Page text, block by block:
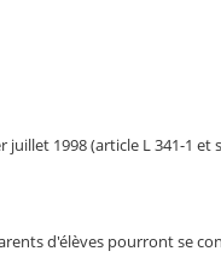
1998 (article L 341-1
d'élèves pourront se